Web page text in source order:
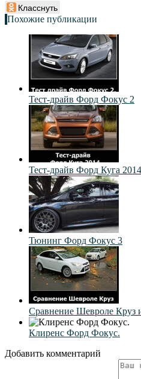
Класснуть
Похожие публикации
Тест-драйв Форд Фокус 2
Тест-драйв Форд Куга
Тюнинг Форд Фокус 3
Сравнение Шевроле Круз
Клиренс Форд Фокус.
Добавить комментарий